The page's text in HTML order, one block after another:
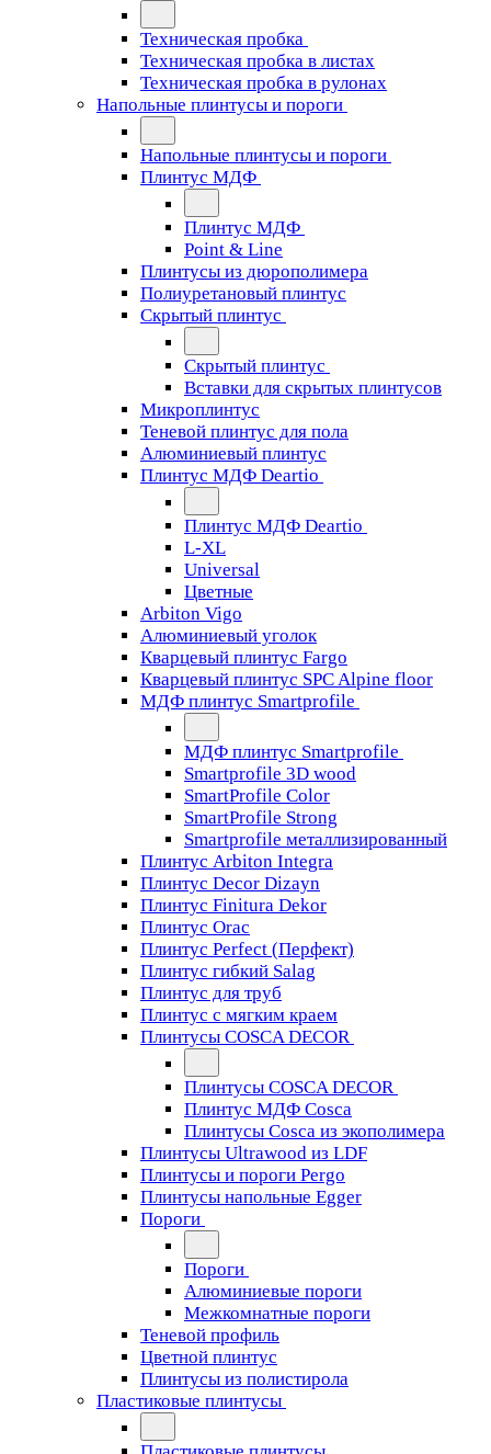
Техническая пробка
Техническая пробка в листах
Техническая пробка в рулонах
Напольные плинтусы и пороги
Напольные плинтусы и пороги
Плинтус МДФ
Плинтус МДФ
Point & Line
Плинтусы из дюрополимера
Полиуретановый плинтус
Скрытый плинтус
Скрытый плинтус
Вставки для скрытых плинтусов
Микроплинтус
Теневой плинтус для пола
Алюминиевый плинтус
Плинтус МДФ Deartio
Плинтус МДФ Deartio
L-XL
Universal
Цветные
Arbiton Vigo
Алюминиевый уголок
Кварцевый плинтус Fargo
Кварцевый плинтус SPC Alpine floor
МДФ плинтус Smartprofile
МДФ плинтус Smartprofile
Smartprofile 3D wood
SmartProfile Color
SmartProfile Strong
Smartprofile металлизированный
Плинтус Arbiton Integra
Плинтус Decor Dizayn
Плинтус Finitura Dekor
Плинтус Orac
Плинтус Perfect (Перфект)
Плинтус гибкий Salag
Плинтус для труб
Плинтус с мягким краем
Плинтусы COSCA DECOR
Плинтусы COSCA DECOR
Плинтус МДФ Cosca
Плинтусы Cosca из экополимера
Плинтусы Ultrawood из LDF
Плинтусы и пороги Pergo
Плинтусы напольные Egger
Пороги
Пороги
Алюминиевые пороги
Межкомнатные пороги
Теневой профиль
Цветной плинтус
Плинтусы из полистирола
Пластиковые плинтусы